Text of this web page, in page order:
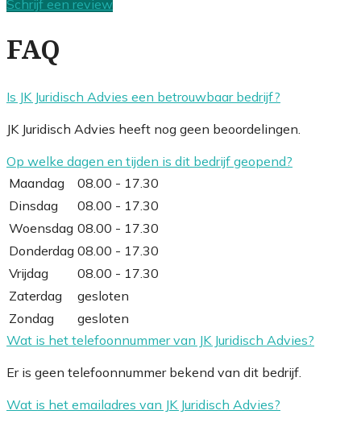
Schrijf een review
FAQ
Is JK Juridisch Advies een betrouwbaar bedrijf?
JK Juridisch Advies heeft nog geen beoordelingen.
Op welke dagen en tijden is dit bedrijf geopend?
Maandag
08.00 - 17.30
Dinsdag
08.00 - 17.30
Woensdag 08.00 - 17.30
Donderdag 08.00 - 17.30
Vrijdag
08.00 - 17.30
Zaterdag
gesloten
Zondag
gesloten
Wat is het telefoonnummer van JK Juridisch Advies?
Er is geen telefoonnummer bekend van dit bedrijf.
Wat is het emailadres van JK Juridisch Advies?